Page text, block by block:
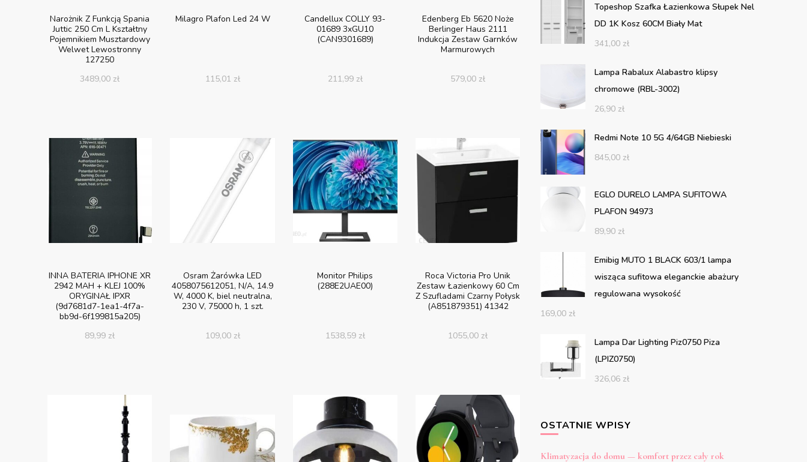
Narożnik Z Funkcją Spania
Juttic 250 Cm L Kształtny
Pojemnikiem Musztardowy
Welwet Lewostronny
127250
3489,00 zł
Milagro Plafon Led 24 W
115,01 zł
Candellux COLLY 93-
01689 3xGU10
(CAN9301689)
211,99 zł
Edenberg Eb 5620 Noże
Berlinger Haus 2111
Indukcja Zestaw Garnków
Marmurowych
579,00 zł
INNA BATERIA IPHONE XR
2942 MAH + KLEJ 100%
ORYGINAŁ IPXR
(9d7681d7-1ea1-4f7a-
bb9d-6f199815a205)
89,99 zł
Osram Żarówka LED
4058075612051, N/A, 14.9
W, 4000 K, biel neutralna,
230 V, 75000 h, 1 szt.
109,00 zł
Monitor Philips
(288E2UAE00)
1538,59 zł
Roca Victoria Pro Unik
Zestaw Łazienkowy 60 Cm
Z Szufladami Czarny Połysk
(A851879351) 41342
1055,00 zł
Topeshop Szafka Łazienkowa Słupek Nel
DD 1K Kosz 60CM Biały Mat
341,00 zł
Lampa Rabalux Alabastro klipsy
chromowe (RBL-3002)
26,90 zł
Redmi Note 10 5G 4/64GB Niebieski
845,00 zł
EGLO DURELO LAMPA SUFITOWA
PLAFON 94973
89,90 zł
Emibig MUTO 1 BLACK 603/1 lampa
wisząca sufitowa eleganckie abażury
regulowana wysokość
169,00 zł
Lampa Dar Lighting Piz0750 Piza
(LPIZ0750)
326,06 zł
OSTATNIE WPISY
Klimatyzacja do domu — komfort przez cały rok